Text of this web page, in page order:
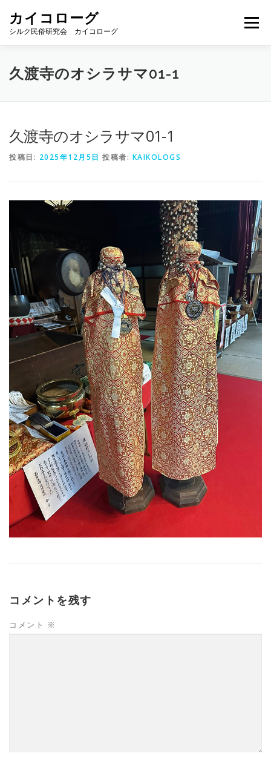
カイコローグ
シルク民俗研究会 カイコローグ
メニュー
カイコローグの歩み 資料館図書
久渡寺のオシラサマ01-1
久渡寺のオシラサマ01-1
投稿日: 2025年12月5日 投稿者: KAIKOLOGS
コメントを残す
コメント ※